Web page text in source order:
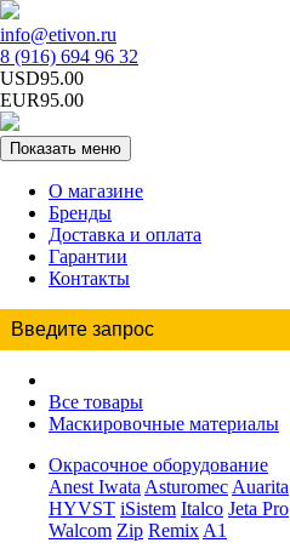
info@etivon.ru
8 (916) 694 96 32
USD95.00
EUR95.00
Показать меню
О магазине
Бренды
Доставка и оплата
Гарантии
Контакты
Все товары
Маскировочные материалы
Окрасочное оборудование
Anest Iwata Asturomec Auarita
HYVST iSistem Italco Jeta Pro
Walcom Zip Remix A1